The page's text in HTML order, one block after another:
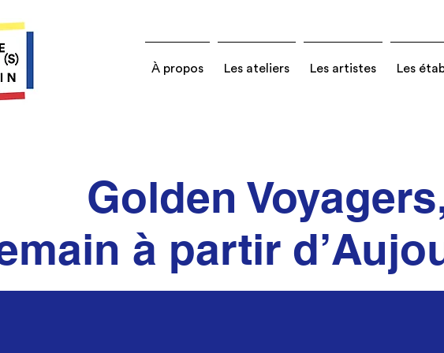
À propos Les ateliers Les artistes Les
Golden
à partir